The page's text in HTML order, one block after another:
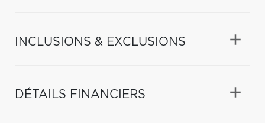
INCLUSIONS & EXCLUSIONS
DÉTAILS FINANCIERS